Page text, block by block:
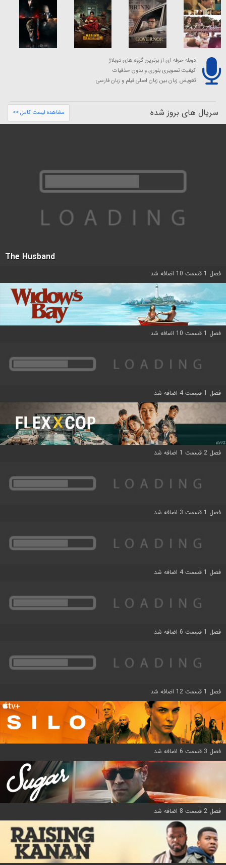
دوبله حرفه ای از برترین گروه های دوبلاژ
کیفیت تصویری بلوری و بدون حذفیات
تعویض زبان بین زبان اصلی فیلم و زبان فارسی
سریال های بروز شده مشاهده لیست کامل >>
The Husband
فصل 1 قسمت 10 اضافه شد
فصل 1 قسمت 10 اضافه شد
فصل 1 قسمت 4 اضافه شد
فصل 2 قسمت 1 اضافه شد
فصل 1 قسمت 3 اضافه شد
فصل 1 قسمت 4 اضافه شد
فصل 1 قسمت 6 اضافه شد
فصل 1 قسمت 12 اضافه شد
فصل 3 قسمت 6 اضافه شد
فصل 2 قسمت 8 اضافه شد